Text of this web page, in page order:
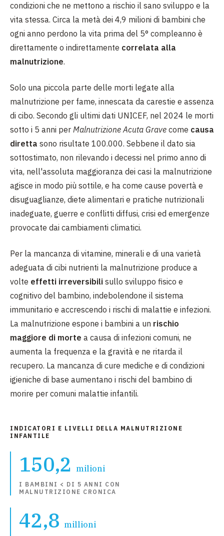
condizioni che ne mettono a rischio il sano sviluppo e la
vita stessa. Circa la metà dei 4,9 milioni di bambini che
ogni anno perdono la vita prima del 5° compleanno è
direttamente o indirettamente correlata alla
malnutrizione.
Solo una piccola parte delle morti legate alla
malnutrizione per fame, innescata da carestie e assenza
di cibo. Secondo gli ultimi dati UNICEF, nel 2024 le morti
sotto i 5 anni per Malnutrizione Acuta Grave come causa
diretta sono risultate 100.000. Sebbene il dato sia
sottostimato, non rilevando i decessi nel primo anno di
vita, nell'assoluta maggioranza dei casi la malnutrizione
agisce in modo più sottile, e ha come cause povertà e
disuguaglianze, diete alimentari e pratiche nutrizionali
inadeguate, guerre e conflitti diffusi, crisi ed emergenze
provocate dai cambiamenti climatici.
Per la mancanza di vitamine, minerali e di una varietà
adeguata di cibi nutrienti la malnutrizione produce a
volte effetti irreversibili sullo sviluppo fisico e
cognitivo del bambino, indebolendone il sistema
immunitario e accrescendo i rischi di malattie e infezioni.
La malnutrizione espone i bambini a un rischio
maggiore di morte a causa di infezioni comuni, ne
aumenta la frequenza e la gravità e ne ritarda il
recupero. La mancanza di cure mediche e di condizioni
igieniche di base aumentano i rischi del bambino di
morire per comuni malattie infantili.
INDICATORI E LIVELLI DELLA MALNUTRIZIONE
INFANTILE
150,2 milioni
I BAMBINI < DI 5 ANNI CON
MALNUTRIZIONE CRONICA
42,8 millioni